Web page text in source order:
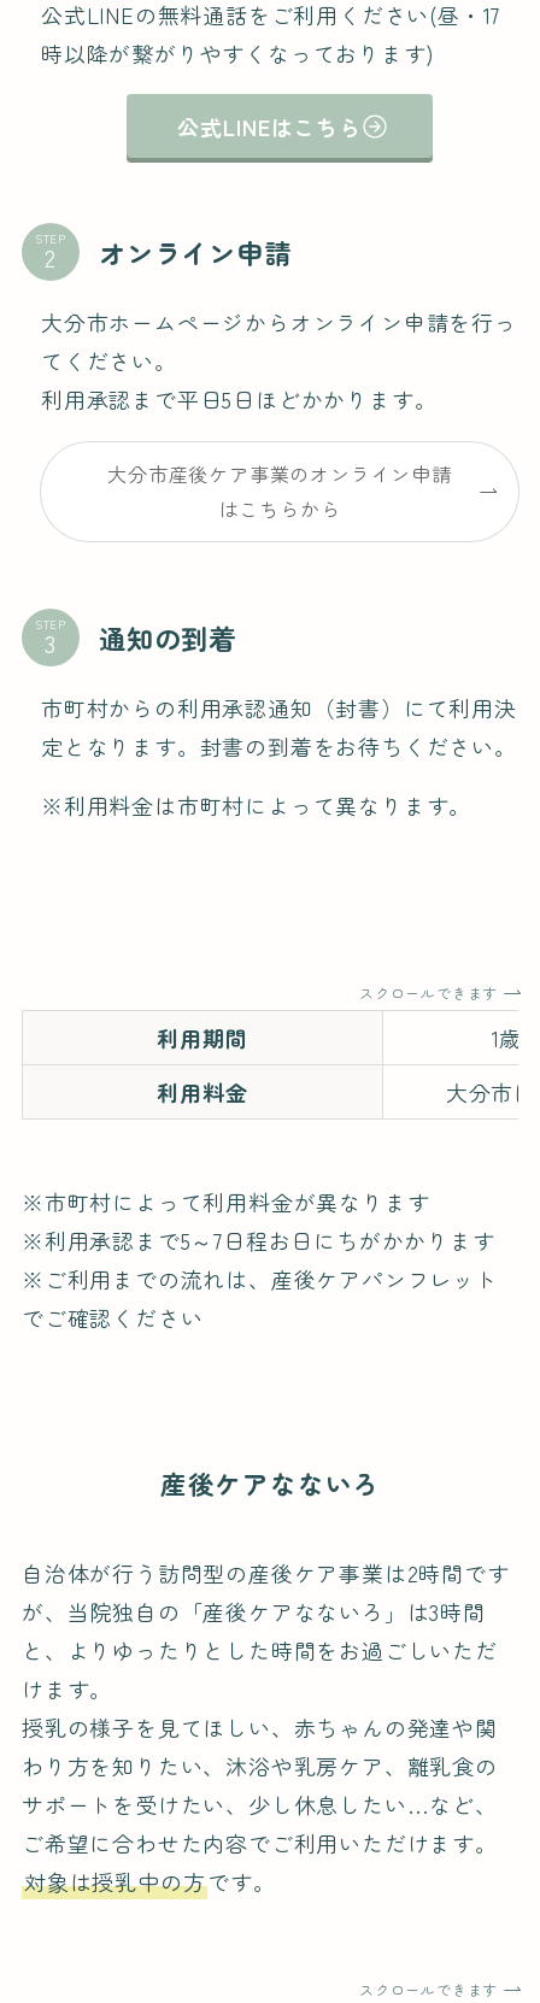
公式LINEの無料通話をご利用ください(昼・17
時以降が繋がりやすくなっております)
公式LINEはこちら
STEP オンライン申請
大分市ホームページからオンライン申請を行っ
てください。
利用承認まで平日5日ほどかかります。
大分市産後ケア事業のオンライン申請
はこちらから
STEP 通知の到着
市町村からの利用承認通知（封書）にて利用決
定となります。封書の到着をお待ちください。
※利用料金は市町村によって異なります。
スクロールできます
利用期間
1歳
利用料金
大分市は
※市町村によって利用料金が異なります
※利用承認まで5～7日程お日にちがかかります
※ご利用までの流れは、産後ケアパンフレット
でご確認ください
産後ケアなないろ
自治体が行う訪問型の産後ケア事業は2時間です
が、当院独自の「産後ケアなないろ」は3時間
と、よりゆったりとした時間をお過ごしいただ
けます。
授乳の様子を見てほしい、赤ちゃんの発達や関
わり方を知りたい、沐浴や乳房ケア、離乳食の
サポートを受けたい、少し休息したい…など、
ご希望に合わせた内容でご利用いただけます。
対象は授乳中の方です。
スクロールできます